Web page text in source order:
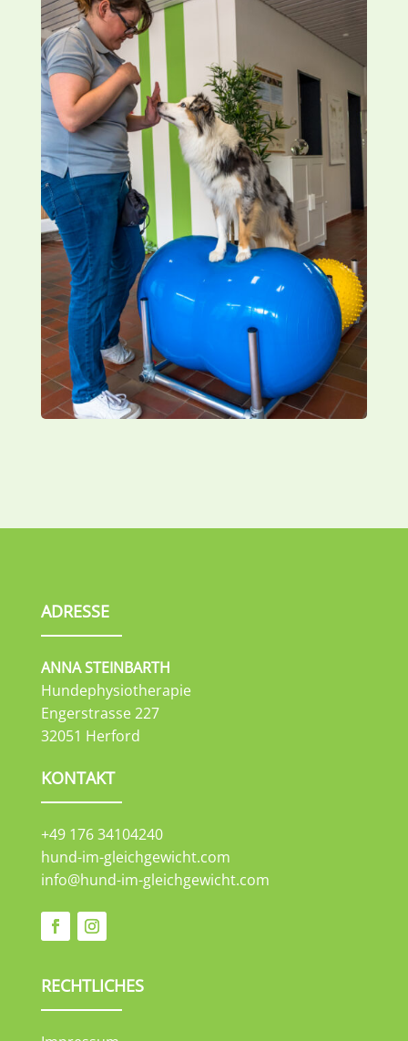
ADRESSE
ANNA STEINBARTH
Hundephysiotherapie
Engerstrasse 227
32051 Herford
KONTAKT
+49 176 34104240
hund-im-gleichgewicht.com
info@hund-im-gleichgewicht.com
RECHTLICHES